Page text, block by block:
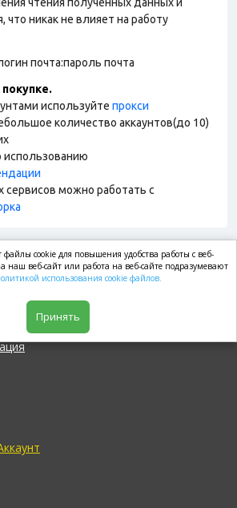
что никак не влияет на работу
почта:пароль почта
используйте прокси
количество аккаунтов(до 10)
использованию
сервисов можно работать с
файлы cookie для повышения удобства работы с веб-
наш веб-сайт или работа на веб-сайте подразумевают
использования cookie файлов.
Принять